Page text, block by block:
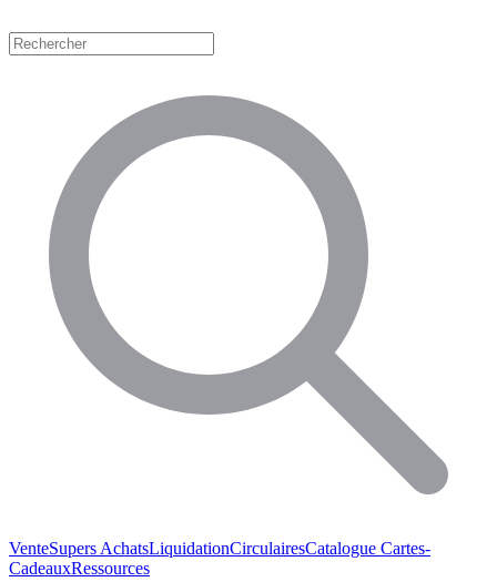
VenteSupers AchatsLiquidationCirculairesCatalogue Cartes-
CadeauxRessources